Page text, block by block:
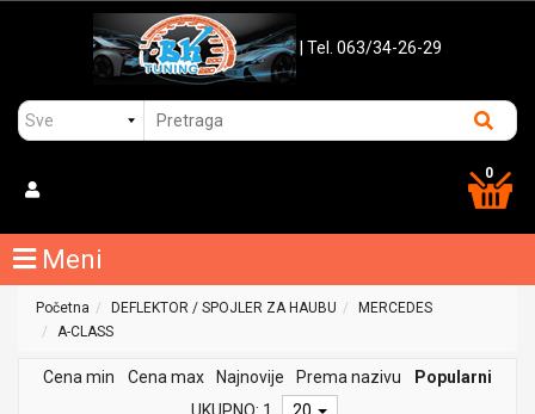
| Tel. 063/34-26-29
0
Meni
Početna DEFLEKTOR / SPOJLER ZA HAUBU
MERCEDES
A-CLASS
Cena min Cena max Najnovije Prema nazivu
Popularni